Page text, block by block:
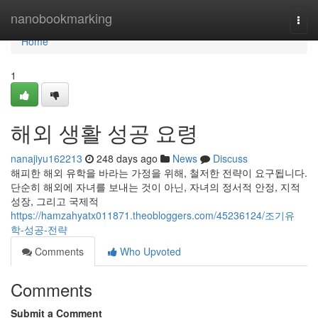
nanobookmarking
Home
Home
1
해외 생활 성공 요령
nanajiyu162213 248 days ago News
Discuss
해피한 해외 유학을 바라는 가정을 위해, 철저한 전략이 요구됩니다.
단순히 해외에 자녀를 보내는 것이 아닌, 자녀의 정서적 안정, 지적
성장, 그리고 국제적
https://hamzahyatx011871.theobloggers.com/45236124/조기유
학-성공-전략
Comments
Who Upvoted
Comments
Submit a Comment